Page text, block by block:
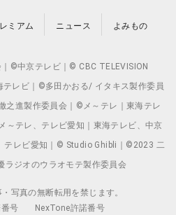
ミアム ニュース よみもの
©中京テレビ｜© CBC TELEVISION
レビ｜©多田かおる/ イタキス製作委員
之進製作委員会｜©メ～テレ｜東海テレ
～テレ、テレビ愛知｜東海テレビ、中京
テレビ愛知｜© Studio Ghibli｜©2023 二
ラジオのウラオモテ製作委員会
写真の無断転用を禁じます。
号
NexTone許諾番号